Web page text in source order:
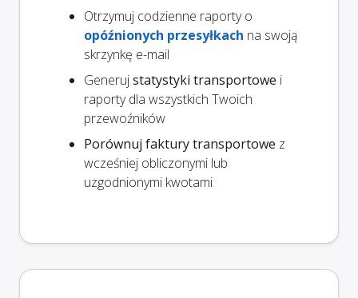
Otrzymuj codzienne raporty o
opóźnionych przesyłkach na swoją
skrzynkę e-mail
Generujstatystyki transportowe i
raporty dla wszystkich Twoich
przewoźników
Porównuj faktury transportowe z
wcześniej obliczonymi lub
uzgodnionymi kwotami